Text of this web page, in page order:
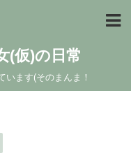
(仮)の日常
ます(そのまんま！